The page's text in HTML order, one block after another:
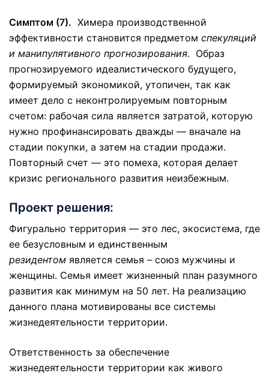
Симптом (7). Химера производственной
эффективности становится предметом спекуляций
и манипулятивного прогнозирования. Образ
прогнозируемого идеалистического будущего,
формируемый экономикой, утопичен, так как
имеет дело с неконтролируемым повторным
счетом: рабочая сила является затратой, которую
нужно профинансировать дважды — вначале на
стадии покупки, а затем на стадии продажи.
Повторный счет — это помеха, которая делает
кризис регионального развития неизбежным.
Проект решения:
Фигурально территория — это лес, экосистема, где
ее безусловным и единственным
резидентом является семья – союз мужчины и
женщины. Семья имеет жизненный план разумного
развития как минимум на 50 лет. На реализацию
данного плана мотивированы все системы
жизнедеятельности территории.
Ответственность за обеспечение
жизнедеятельности территории как живого